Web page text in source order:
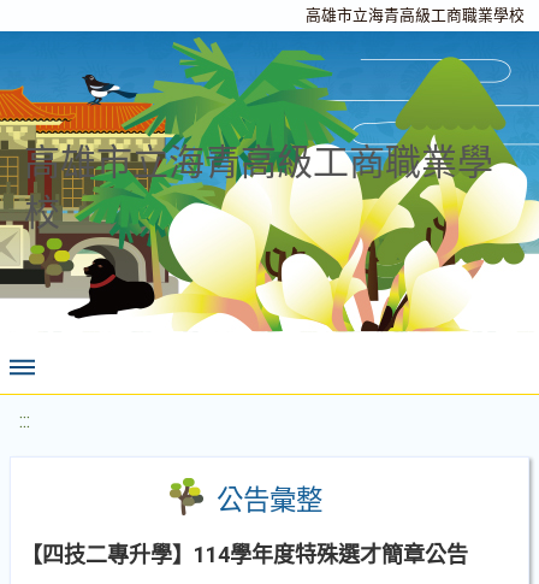
高雄市立海青高級工商職業學校
高雄市立海青高級工商職業學
校
:::
公告彙整
【四技二專升學】114學年度特殊選才簡章公告